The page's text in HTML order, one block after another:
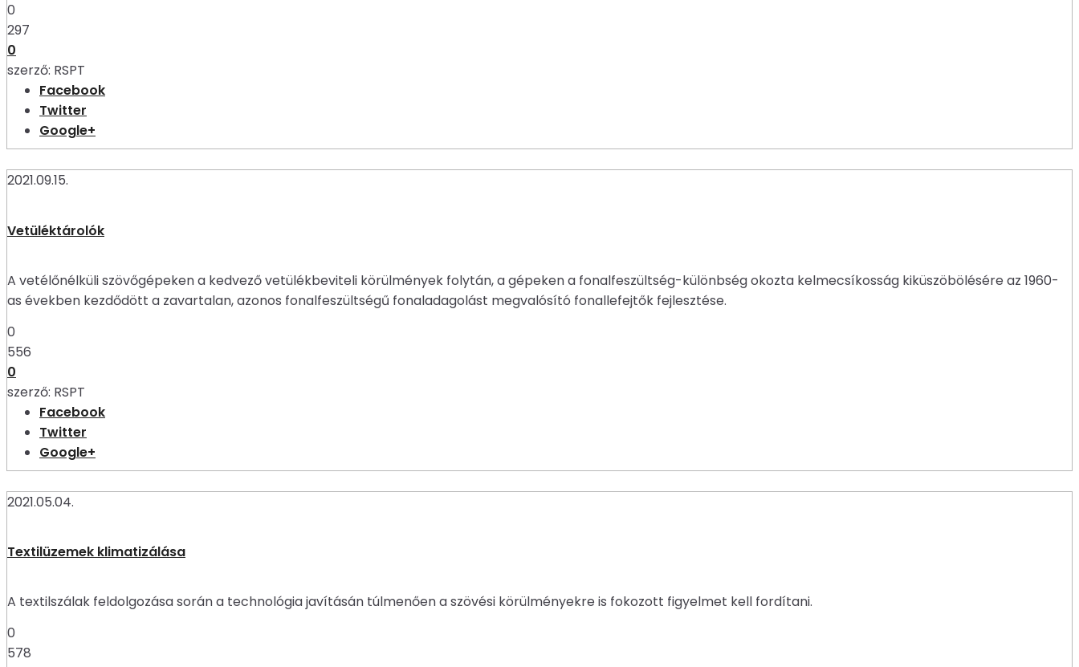
0
297
0
szerző: RSPT
Facebook
Twitter
Google+
2021.09.15.
Vetüléktárolók
A vetélőnélküli szövőgépeken a kedvező vetülékbeviteli körülmények folytán, a gépeken a fonalfeszültség-különbség okozta kelmecsíkosság kiküszöbölésére az 1960-
as években kezdődött a zavartalan, azonos fonalfeszültségű fonaladagolást megvalósító fonallefejtők fejlesztése.
0
556
0
szerző: RSPT
Facebook
Twitter
Google+
2021.05.04.
Textilüzemek klimatizálása
A textilszálak feldolgozása során a technológia javításán túlmenően a szövési körülményekre is fokozott figyelmet kell fordítani.
0
578